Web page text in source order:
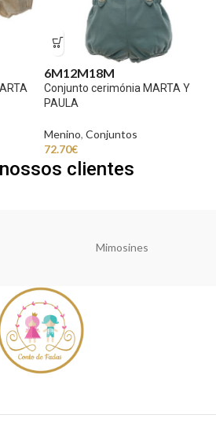
6M12M18M
Conjunto cerimónia MARTA Y
PAULA
Menino, Conjuntos
72.70€
clientes
Mimosines